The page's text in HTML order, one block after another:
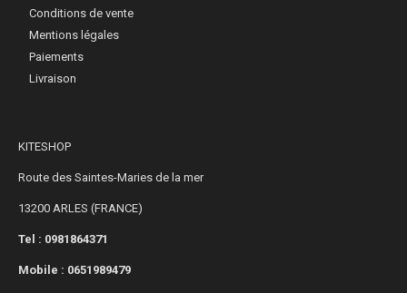
Conditions de vente
Mentions légales
Paiements
Livraison
KITESHOP
Route des Saintes-Maries de la mer
13200 ARLES (FRANCE)
Tel : 0981864371
Mobile : 0651989479